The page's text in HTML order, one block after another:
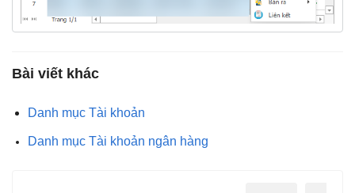
Bài viết khác
Danh mục Tài khoản
Danh mục Tài khoản ngân hàng